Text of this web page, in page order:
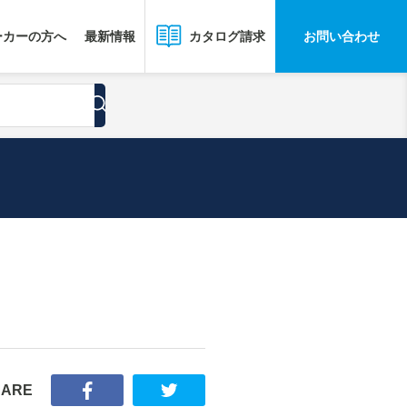
ーの方へ 最新情報 カタログ請求 お問い合わせ